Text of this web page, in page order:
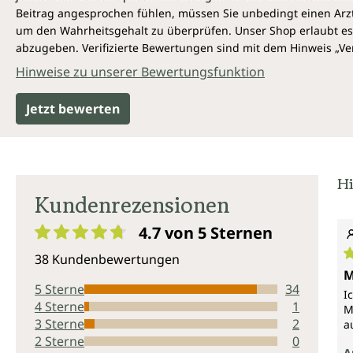
Beitrag angesprochen fühlen, müssen Sie unbedingt einen
um den Wahrheitsgehalt zu überprüfen. Unser Shop erlaubt
abzugeben. Verifizierte Bewertungen sind mit dem Hinweis
Hinweise zu unserer Bewertungsfunktion
Jetzt bewerten
Kundenrezensionen
4.7 von 5 Sternen
38 Kundenbewertungen
5 Sterne
34
4 Sterne
1
3 Sterne
2
2 Sterne
0